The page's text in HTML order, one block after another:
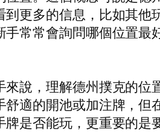
到更多的信息，比如其
手常常會詢問哪個位置
來說，理解德州撲克的位
舒適的開池或加注牌，
牌是否能玩，更重要的是